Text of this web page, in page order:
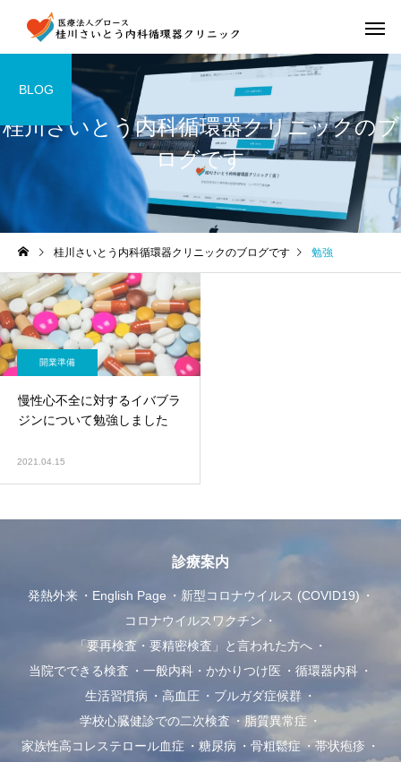
桂川さいとう内科循環器クリニックのブ
ログです
BLOG
桂川さいとう内科循環器クリニックのブログです 勉強
開業準備
慢性心不全に対するイバブラ
ジンについて勉強しました
2021.04.15
診療案内
発熱外来 English Page
新型コロナウイルス (COVID19)
コロナウイルスワクチン
「要再検査・要精密検査」と言われた方へ
当院でできる検査
一般内科・かかりつけ医
循環器内科
生活習慣病
高血圧
ブルガダ症候群
学校心臓健診での二次検査
脂質異常症
家族性高コレステロール血症
糖尿病 骨粗鬆症
帯状疱疹